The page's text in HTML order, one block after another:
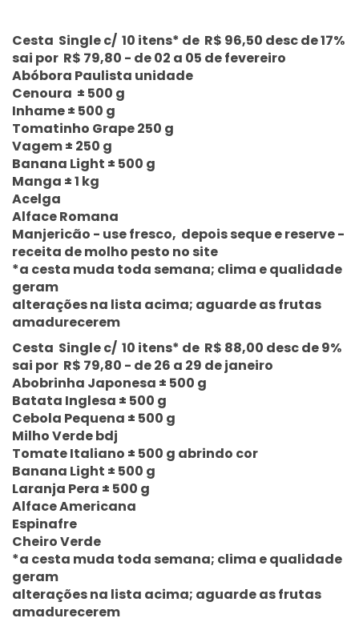
Cesta Single c/ 10 itens* de R$ 96,50 desc de 17%
sai por R$ 79,80 - de 02 a 05 de fevereiro
Abóbora Paulista unidade
Cenoura ± 500 g
Inhame ± 500 g
Tomatinho Grape 250 g
Vagem ± 250 g
Banana Light ± 500 g
Manga ± 1 kg
Acelga
Alface Romana
Manjericão - use fresco, depois seque e reserve -
receita de molho pesto no site
*a cesta muda toda semana; clima e qualidade
geram
alterações na lista acima; aguarde as frutas
amadurecerem
Cesta Single c/ 10 itens* de R$ 88,00 desc de 9%
sai por R$ 79,80 - de 26 a 29 de janeiro
Abobrinha Japonesa ± 500 g
Batata Inglesa ± 500 g
Cebola Pequena ± 500 g
Milho Verde bdj
Tomate Italiano ± 500 g abrindo cor
Banana Light ± 500 g
Laranja Pera ± 500 g
Alface Americana
Espinafre
Cheiro Verde
*a cesta muda toda semana; clima e qualidade
geram
alterações na lista acima; aguarde as frutas
amadurecerem